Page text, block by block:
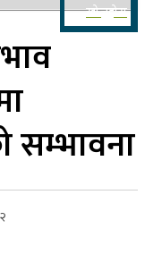
खोज्नुहोस
सम्भावना